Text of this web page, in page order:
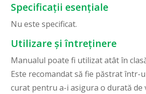
Specificații esențiale
Nu este specificat.
Utilizare și întreținere
Manualul poate fi utilizat atât în
Este recomandat să fie păstrat într-
curat pentru a-i asigura o durată de